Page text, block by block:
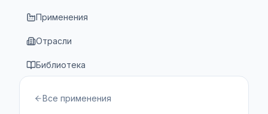
Применения
Отрасли
Библиотека
Все применения